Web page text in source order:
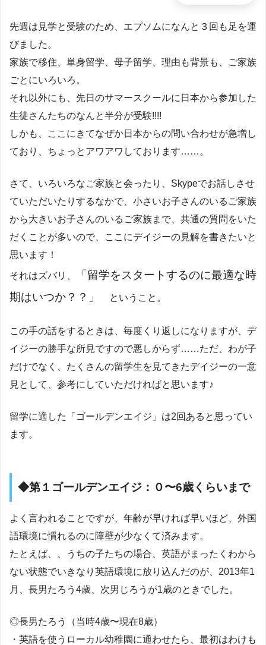
先週は見学と受験のため、エプソムになんと３回も足を運
びました。
家族で移住、単身留学、母子留学、理由も背景も、ご家族
ごとにいろいろ。
それ以外にも、先日のサマースクールに日本から参加した
生徒さんたちのなんと半分が受験!!!!
しかも、ここにきてなぜか日本からの問い合わせが急増し
ており、ちょっとアワアワしております……。
さて、いろいろなご家族と会ったり、Skypeでお話しさせ
ていただいたりするなかで、小さいお子さんのいるご家族
から大きいお子さんのいるご家族まで、共通の質問をいた
だくことが多いので、ここにデイジーの見解を書きたいと
思います！
それはズバリ、
「留学をスタートするのに最適な時
期はいつか？？」
ということ。
この手の話をするときは、毎度くり返しになりますが、デ
イジーの勝手な所見ですので悪しからず……ただ、わが子
だけでなく、たくさんの留学生を見てきたデイジーの一意
見として、参考にしていただければと思います♪
留学に適した「ゴールデンエイジ」は2回あると思ってい
ます。
◆第１ゴールデンエイジ：０〜6歳くらいまで
よく言われることですが、年齢が早ければ早いほど、外国
語環境に慣れるのに障壁が少なくて済みます。
たとえば、、うちの子たちの場合、英語がまったくわから
ない状態でいきなり英語環境に放り込んだのが、2013年1
月、長男たろう4歳、次男じろうが1歳のときでした。
◎長男たろう（当時4歳〜現在8歳）
・英語を使うローカル幼稚園に通わせたら、最初はわけも